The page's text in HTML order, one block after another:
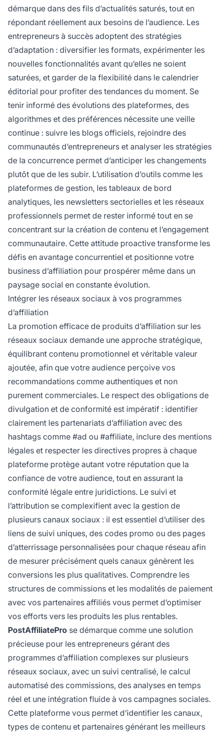
démarque dans des fils d’actualités saturés, tout en
répondant réellement aux besoins de l’audience. Les
entrepreneurs à succès adoptent des stratégies
d’adaptation : diversifier les formats, expérimenter les
nouvelles fonctionnalités avant qu’elles ne soient
saturées, et garder de la flexibilité dans le calendrier
éditorial pour profiter des tendances du moment. Se
tenir informé des évolutions des plateformes, des
algorithmes et des préférences nécessite une veille
continue : suivre les blogs officiels, rejoindre des
communautés d’entrepreneurs et analyser les stratégies
de la concurrence permet d’anticiper les changements
plutôt que de les subir. L’utilisation d’outils comme les
plateformes de gestion, les tableaux de bord
analytiques, les newsletters sectorielles et les réseaux
professionnels permet de rester informé tout en se
concentrant sur la création de contenu et l’engagement
communautaire. Cette attitude proactive transforme les
défis en avantage concurrentiel et positionne votre
business d’affiliation pour prospérer même dans un
paysage social en constante évolution.
Intégrer les réseaux sociaux à vos programmes
d’affiliation
La promotion efficace de produits d’affiliation sur les
réseaux sociaux demande une approche stratégique,
équilibrant contenu promotionnel et véritable valeur
ajoutée, afin que votre audience perçoive vos
recommandations comme authentiques et non
purement commerciales. Le respect des obligations de
divulgation et de conformité est impératif : identifier
clairement les partenariats d’affiliation avec des
hashtags comme #ad ou #affiliate, inclure des mentions
légales et respecter les directives propres à chaque
plateforme protège autant votre réputation que la
confiance de votre audience, tout en assurant la
conformité légale entre juridictions. Le suivi et
l’attribution se complexifient avec la gestion de
plusieurs canaux sociaux : il est essentiel d’utiliser des
liens de suivi uniques, des codes promo ou des pages
d’atterrissage personnalisées pour chaque réseau afin
de mesurer précisément quels canaux génèrent les
conversions les plus qualitatives. Comprendre les
structures de commissions et les modalités de paiement
avec vos partenaires affiliés vous permet d’optimiser
vos efforts vers les produits les plus rentables.
PostAffiliatePro se démarque comme une solution
précieuse pour les entrepreneurs gérant des
programmes d’affiliation complexes sur plusieurs
réseaux sociaux, avec un suivi centralisé, le calcul
automatisé des commissions, des analyses en temps
réel et une intégration fluide à vos campagnes sociales.
Cette plateforme vous permet d’identifier les canaux,
types de contenu et partenaires générant les meilleurs